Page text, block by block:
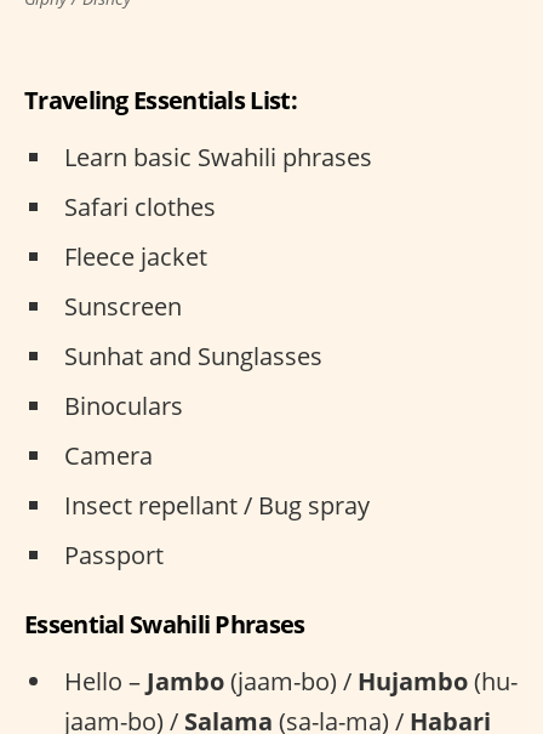
Traveling Essentials List:
Learn basic Swahili phrases
Safari clothes
Fleece jacket
Sunscreen
Sunhat and Sunglasses
Binoculars
Camera
Insect repellant / Bug spray
Passport
Essential Swahili Phrases
Hello – Jambo(jaam-bo) / Hujambo(hu-
jaam-bo) / Salama (sa-la-ma) / Habari